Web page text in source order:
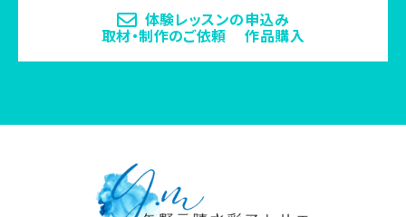
体験レッスンの申込み
取材・制作のご依頼 作品購入